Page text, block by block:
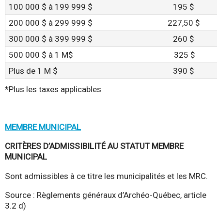
100 000 $ à 199 999 $
195 $
200 000 $ à 299 999 $
227,50 $
300 000 $ à 399 999 $
260 $
500 000 $ à 1 M$
325 $
Plus de 1 M $
390 $
*Plus les taxes applicables
MEMBRE MUNICIPAL
CRITÈRES D’ADMISSIBILITÉ AU STATUT MEMBRE
MUNICIPAL
Sont admissibles à ce titre les municipalités et les MRC.
Source : Règlements généraux d’Archéo-Québec, article
3.2 d)